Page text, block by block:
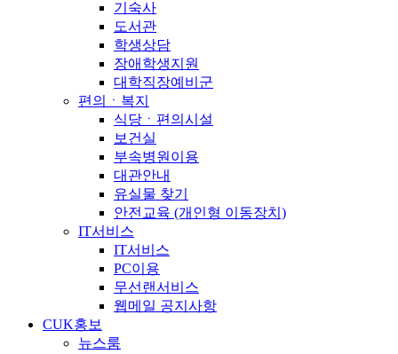
기숙사
도서관
학생상담
장애학생지원
대학직장예비군
편의ㆍ복지
식당ㆍ편의시설
보건실
부속병원이용
대관안내
유실물 찾기
안전교육 (개인형 이동장치)
IT서비스
IT서비스
PC이용
무선랜서비스
웹메일 공지사항
CUK홍보
뉴스룸